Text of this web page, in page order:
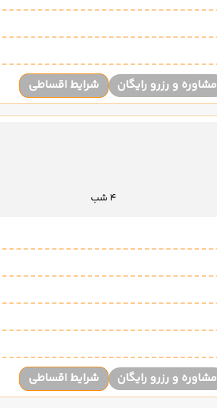
مشاوره و رزرو رایگان شرایط اقساطی
4 شب
مشاوره و رزرو رایگان شرایط اقساطی